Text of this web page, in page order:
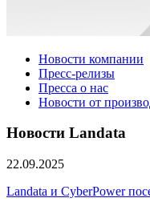
Новости компании
Пресс-релизы
Пресса о нас
Новости от
Новости Landata
22.09.2025
Landata и CyberPower